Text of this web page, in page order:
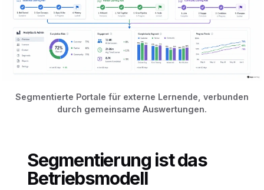
Segmentierte Portale für externe Lernende, verbunden
durch gemeinsame Auswertungen.
Segmentierung ist das
Betriebsmodell